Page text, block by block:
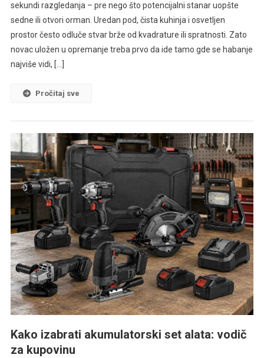
sekundi razgledanja – pre nego što potencijalni stanar uopšte
sedne ili otvori orman. Uredan pod, čista kuhinja i osvetljen
prostor često odluče stvar brže od kvadrature ili spratnosti. Zato
novac uložen u opremanje treba prvo da ide tamo gde se habanje
najviše vidi, […]
Pročitaj sve
Kako izabrati akumulatorski set alata: vodič
za kupovinu